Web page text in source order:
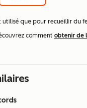
utilisé que pour recueillir du
comment obtenir de